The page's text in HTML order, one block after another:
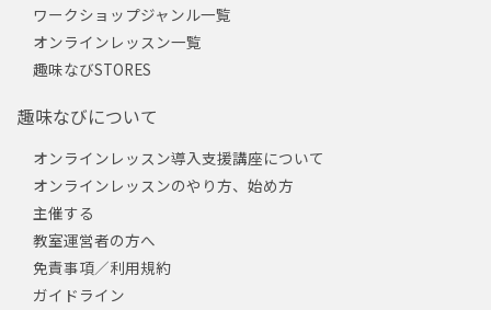
ワークショップジャンル一覧
オンラインレッスン一覧
趣味なびSTORES
趣味なびについて
オンラインレッスン導入支援講座について
オンラインレッスンのやり方、始め方
主催する
教室運営者の方へ
免責事項／利用規約
ガイドライン